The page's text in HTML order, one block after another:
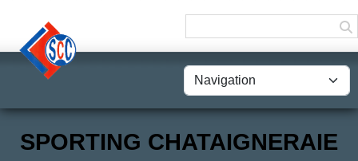
SPORTING CHATAIGNERAIE